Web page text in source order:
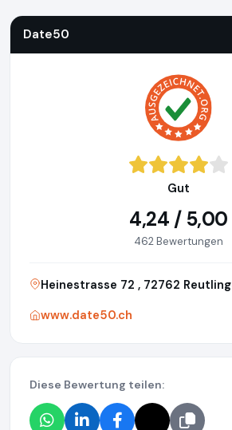
Date50
Gut
4,24 / 5,00
462 Bewertungen
Heinestrasse 72 , 72762
www.date50.ch
Diese Bewertung teilen: